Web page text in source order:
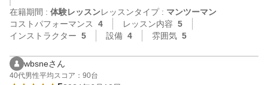
在籍期間 : 体験レッスンレッスンタイプ : マンツーマン
コストパフォーマンス
4 レッスン内容 5
インストラクター 5 設備 4 雰囲気 5
wbsneさん
40代男性平均スコア：90台